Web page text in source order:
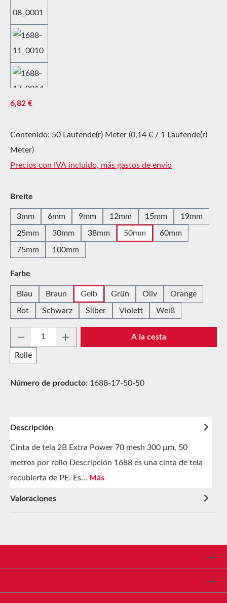
Precio normal:
6,82 €
Contenido: 50 Laufende(r) Meter (0,14 € / 1 Laufende(r)
Meter)
Precios con IVA incluido, más gastos de envío
Seleccione
Breite
3mm 6mm 9mm 12mm 15mm 19mm
25mm 30mm 38mm 50mm 60mm
75mm 100mm
Seleccione
Farbe
Blau Braun Gelb Grün Oliv Orange
Rot Schwarz Silber Violett Weiß
Cantidad del producto: introduce la
Rolle
A la cesta
Número de producto: 1688-17-50-50
Descripción
Cinta de tela 2B Extra Power 70 mesh 300 μm, 50
metros por rollo Descripción 1688 es una cinta de tela
recubierta de PE. Es… Más
Valoraciones